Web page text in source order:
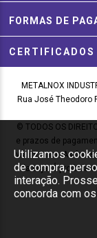
FORMAS DE
CERTIFICADOS
METALNOX
Rua José Theodoro
© TODOS OS
e prazos de
via internet. As
da Loja. É proibida
Utilizamos
de compra,
interação.
concorda com